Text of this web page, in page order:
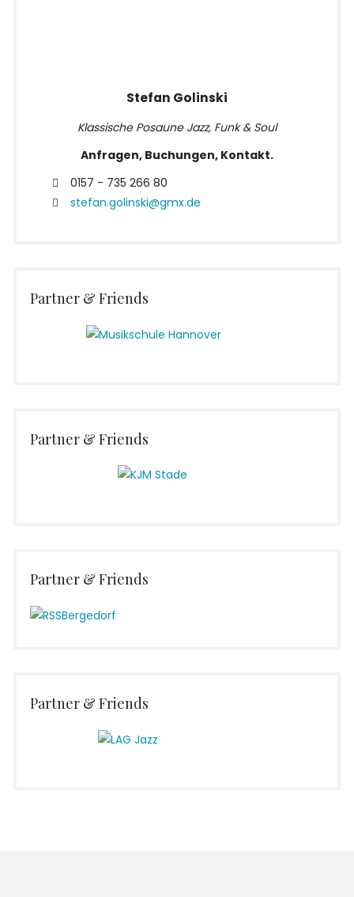
Stefan Golinski
Klassische Posaune Jazz, Funk & Soul
Anfragen, Buchungen, Kontakt.
0157 - 735 266 80
stefan.golinski@gmx.de
Partner & Friends
Partner & Friends
Partner & Friends
Partner & Friends